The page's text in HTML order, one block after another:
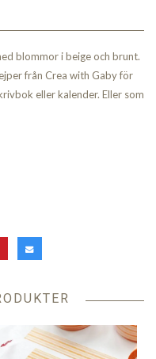
blommor i beige och brunt.
från Crea with Gaby för
eller kalender. Eller som